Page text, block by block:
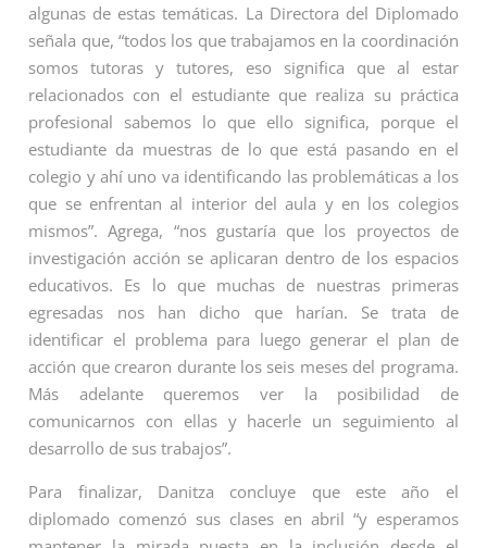
algunas de estas temáticas. La Directora del Diplomado
señala que, “todos los que trabajamos en la coordinación
somos tutoras y tutores, eso significa que al estar
relacionados con el estudiante que realiza su práctica
profesional sabemos lo que ello significa, porque el
estudiante da muestras de lo que está pasando en el
colegio y ahí uno va identificando las problemáticas a los
que se enfrentan al interior del aula y en los colegios
mismos”. Agrega, “nos gustaría que los proyectos de
investigación acción se aplicaran dentro de los espacios
educativos. Es lo que muchas de nuestras primeras
egresadas nos han dicho que harían. Se trata de
identificar el problema para luego generar el plan de
acción que crearon durante los seis meses del programa.
Más adelante queremos ver la posibilidad de
comunicarnos con ellas y hacerle un seguimiento al
desarrollo de sus trabajos”.
Para finalizar, Danitza concluye que este año el
diplomado comenzó sus clases en abril “y esperamos